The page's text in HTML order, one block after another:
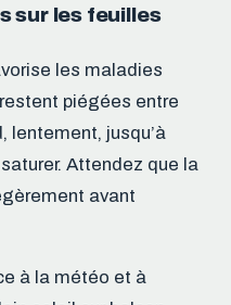
sur les feuilles
les maladies
piégées entre
lentement, jusqu’à
Attendez que la
avant
à la météo et à